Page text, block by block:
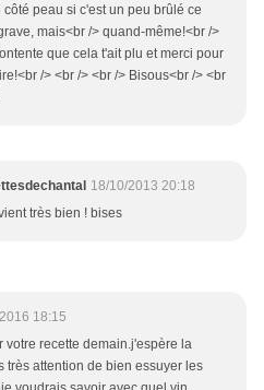
peau si c'est un peu brûlé ce
mais<br /> quand-même!<br />
que cela t'ait plu et merci pour
/> <br /> <br /> Bisous<br /> <br
18/10/2013 20:18
très bien ! bises
18:15
votre recette demain.j'espère la
très attention de bien essuyer les